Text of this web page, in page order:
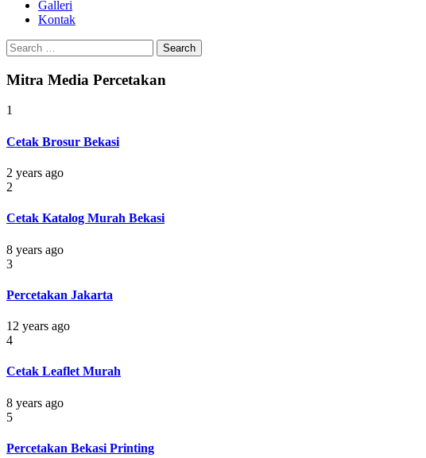
Galleri
Kontak
Search
for:
Mitra Media Percetakan
1
Cetak Brosur Bekasi
2 years ago
2
Cetak Katalog Murah Bekasi
8 years ago
3
Percetakan Jakarta
12 years ago
4
Cetak Leaflet Murah
8 years ago
5
Percetakan Bekasi Printing